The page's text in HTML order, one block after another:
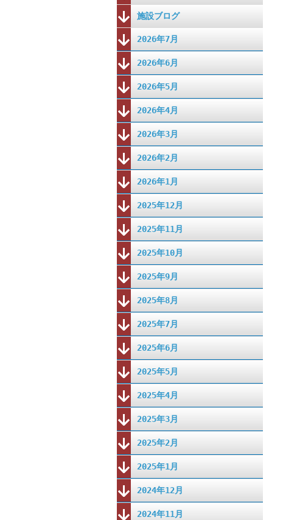
施設ブログ
2026年7月
2026年6月
2026年5月
2026年4月
2026年3月
2026年2月
2026年1月
2025年12月
2025年11月
2025年10月
2025年9月
2025年8月
2025年7月
2025年6月
2025年5月
2025年4月
2025年3月
2025年2月
2025年1月
2024年12月
2024年11月